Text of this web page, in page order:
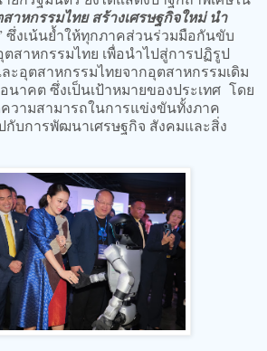
าหกรรมไทย สร้างเศรษฐกิจใหม่ นำ
ซึ่งเน้นย้ำให้ทุกภาคส่วนร่วมมือกันขับ
สาหกรรมไทย เพื่อนำไปสู่การปฏิรูป
ะอุตสาหกรรมไทยจากอุตสาหกรรมเดิม
นาคต ซึ่งเป็นเป้าหมายของประเทศ โดย
วามสามารถในการแข่งขันทั้งภาค
บการพัฒนาเศรษฐกิจ สังคมและสิ่ง